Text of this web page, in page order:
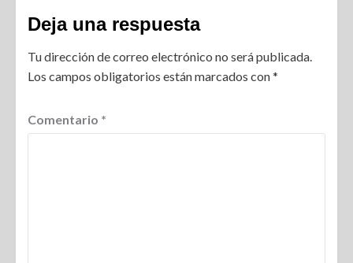
Deja una respuesta
Tu dirección de correo electrónico no será publicada.
Los campos obligatorios están marcados con*
Comentario *